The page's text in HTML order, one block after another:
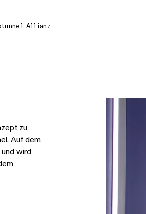
Allianz
zu
Auf dem
wird